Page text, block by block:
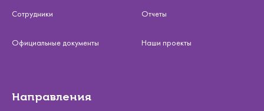
Сотрудники Отчеты
Официальные документы Наши проекты
Направления